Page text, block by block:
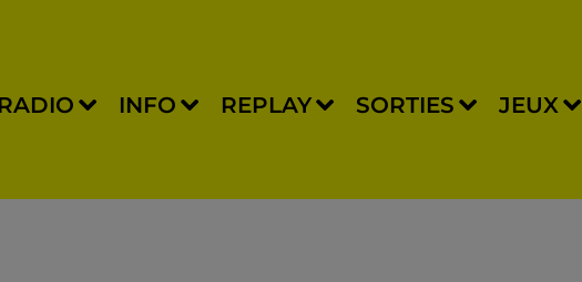
RADIO INFO REPLAY SORTIES JEUX